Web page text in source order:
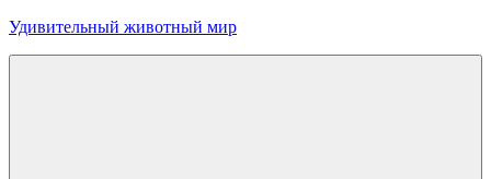
Перейти
Удивительный животный мир